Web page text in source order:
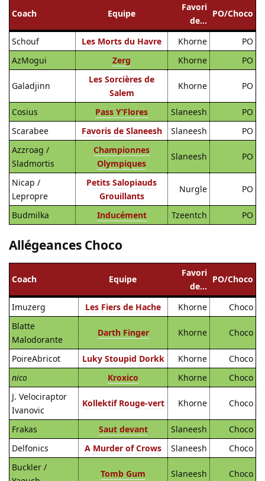
Coach Equipe
Favori
de…
PO/Choco
Schouf Les Morts du Havre Khorne
PO
AzMogui
Zerg Khorne PO
Galadjinn
Les Sorcières de
Salem
Khorne PO
Cosius Pass Y’Flores Slaneesh
PO
Scarabee
Favoris de Slaneesh Slaneesh
PO
Azzroag /
Sladmortis
Championnes
Olympiques
Slaneesh PO
Nicap /
Lepropre
Petits Salopiauds
Grouillants
Nurgle PO
Budmilka Inducément Tzeentch PO
Allégeances Choco
Coach Equipe
Favori
de…
PO/Choco
Imuzerg Les Fiers de Hache Khorne
Choco
Blatte
Malodorante
Darth Finger Khorne Choco
PoireAbricot Luky Stoupid Dorkk Khorne
Choco
nico
Kroxico Khorne
Choco
J. Velociraptor
Ivanovic
Kollektif Rouge-vert Khorne Choco
Frakas Saut devant Slaneesh
Choco
Delfonics
A Murder of Crows Slaneesh
Choco
Buckler /
Tomb Gum Slaneesh Choco